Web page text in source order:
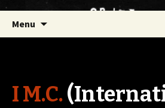
Menu
I M.C.